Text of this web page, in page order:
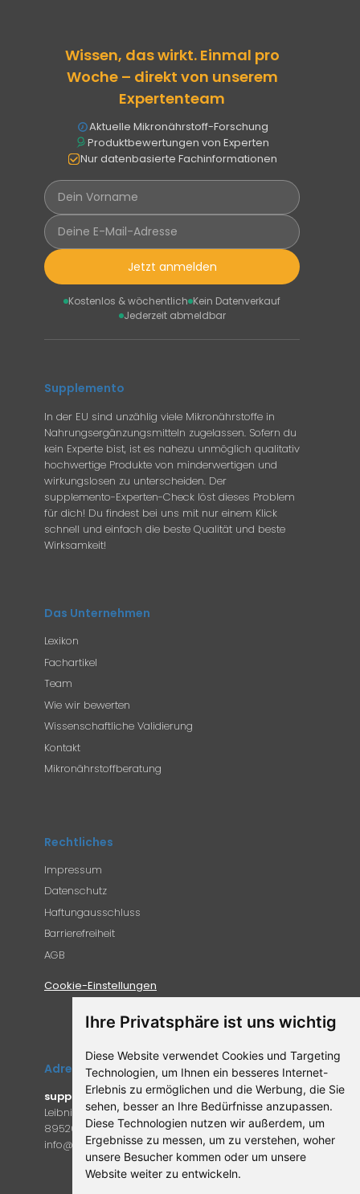
Ihre Privatsphäre ist uns wichtig
Diese Website verwendet Cookies und Targeting
Technologien, um Ihnen ein besseres Internet-
Erlebnis zu ermöglichen und die Werbung, die Sie
sehen, besser an Ihre Bedürfnisse anzupassen.
Diese Technologien nutzen wir außerdem, um
Ergebnisse zu messen, um zu verstehen, woher
unsere Besucher kommen oder um unsere
Website weiter zu entwickeln.
Wissen, das wirkt. Einmal pro
Woche – direkt von unserem
Expertenteam
Aktuelle Mikronährstoff-Forschung
Produktbewertungen von Experten
Nur datenbasierte Fachinformationen
Jetzt anmelden
Kostenlos & wöchentlich Kein Datenverkauf
Jederzeit abmeldbar
Supplemento
In der EU sind unzählig viele Mikronährstoffe in
Nahrungsergänzungsmitteln zugelassen. Sofern du
kein Experte bist, ist es nahezu unmöglich qualitativ
hochwertige Produkte von minderwertigen und
wirkungslosen zu unterscheiden. Der
supplemento-Experten-Check löst dieses Problem
für dich! Du findest bei uns mit nur einem Klick
schnell und einfach die beste Qualität und beste
Wirksamkeit!
Das Unternehmen
Lexikon
Fachartikel
Team
Wie wir bewerten
Wissenschaftliche Validierung
Kontakt
Mikronährstoffberatung
Rechtliches
Impressum
Datenschutz
Haftungausschluss
Barrierefreiheit
AGB
Cookie-Einstellungen
Adresse
supplemento.de
Leibniz-Campus 9
89520 Heidenheim an der Brenz
info@supplemento.de